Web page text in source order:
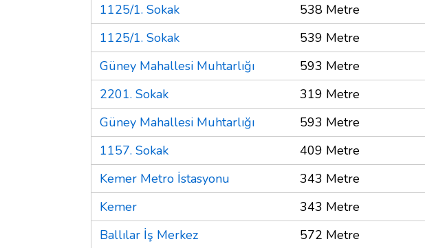
1125/1. Sokak
538 Metre
1125/1. Sokak
539 Metre
Güney Mahallesi Muhtarlığı
593 Metre
2201. Sokak
319 Metre
Güney Mahallesi Muhtarlığı
593 Metre
1157. Sokak
409 Metre
Kemer Metro İstasyonu
343 Metre
Kemer
343 Metre
Ballılar İş Merkez
572 Metre